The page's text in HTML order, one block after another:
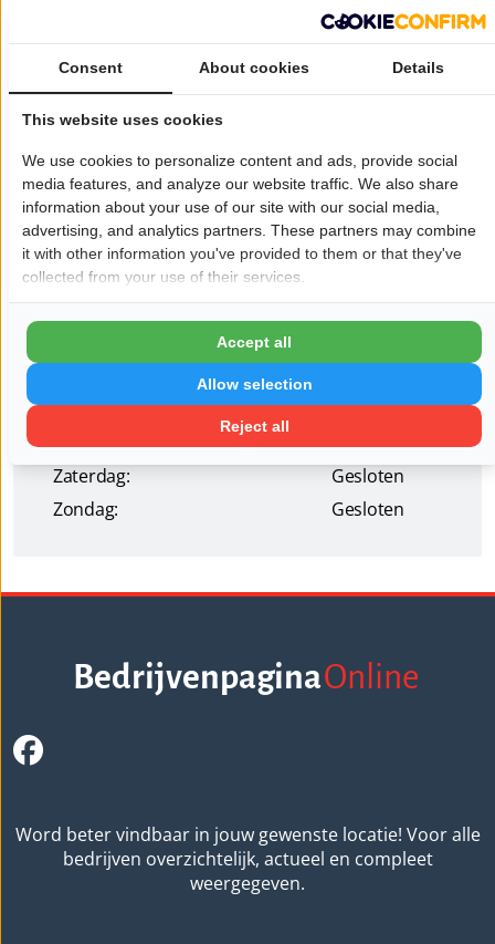
bieden. Persoonlijke aandacht, korte lijnen en
multidisciplinaire samenwerking zorgen voor een efficiënte
en betrokken aanpak van uw gezondheid.
Wil je dat jouw bedrijf hier ook staat?
Pagina delen op:
Openingstijden
Maandag:
08:00 - 17:30
Donderdag:
08:00 - 17:30
Vrijdag:
08:00 - 17:30
Zaterdag:
Gesloten
Zondag:
Gesloten
BedrijvenpaginaOnline
Word beter vindbaar in jouw gewenste locatie! Voor alle
bedrijven overzichtelijk, actueel en compleet
weergegeven.
Consent About cookies Details
This website uses cookies
We use cookies to personalize content and ads, provide social
media features, and analyze our website traffic. We also share
information about your use of our site with our social media,
advertising, and analytics partners. These partners may combine
it with other information you've provided to them or that they've
collected from your use of their services.
Reject all
Allow selection
Accept all